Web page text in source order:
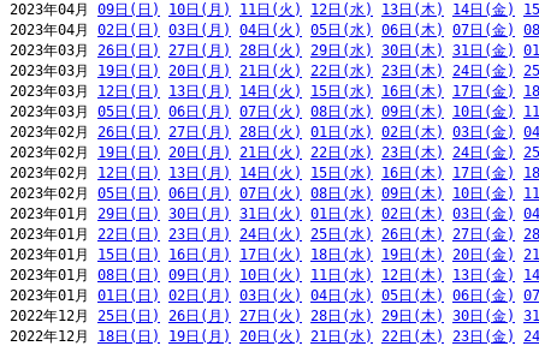
2023年04月 09日(日) 10日(月) 11日(火) 12日(水) 13日(木) 14日(金)
2023年04月 02日(日) 03日(月) 04日(火) 05日(水) 06日(木) 07日(金)
2023年03月 26日(日) 27日(月) 28日(火) 29日(水) 30日(木) 31日(金)
2023年03月 19日(日) 20日(月) 21日(火) 22日(水) 23日(木) 24日(金)
2023年03月 12日(日) 13日(月) 14日(火) 15日(水) 16日(木) 17日(金)
2023年03月 05日(日) 06日(月) 07日(火) 08日(水) 09日(木) 10日(金)
2023年02月 26日(日) 27日(月) 28日(火) 01日(水) 02日(木) 03日(金)
2023年02月 19日(日) 20日(月) 21日(火) 22日(水) 23日(木) 24日(金)
2023年02月 12日(日) 13日(月) 14日(火) 15日(水) 16日(木) 17日(金)
2023年02月 05日(日) 06日(月) 07日(火) 08日(水) 09日(木) 10日(金)
2023年01月 29日(日) 30日(月) 31日(火) 01日(水) 02日(木) 03日(金)
2023年01月 22日(日) 23日(月) 24日(火) 25日(水) 26日(木) 27日(金)
2023年01月 15日(日) 16日(月) 17日(火) 18日(水) 19日(木) 20日(金)
2023年01月 08日(日) 09日(月) 10日(火) 11日(水) 12日(木) 13日(金)
2023年01月 01日(日) 02日(月) 03日(火) 04日(水) 05日(木) 06日(金)
2022年12月 25日(日) 26日(月) 27日(火) 28日(水) 29日(木) 30日(金)
2022年12月 18日(日) 19日(月) 20日(火) 21日(水) 22日(木) 23日(金)